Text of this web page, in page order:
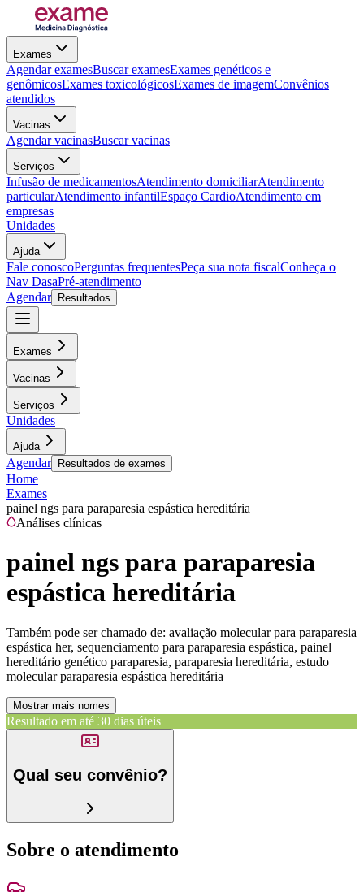
Exames
Agendar examesBuscar examesExames genéticos e
genômicosExames toxicológicosExames de imagemConvênios
atendidos
Vacinas
Agendar vacinasBuscar vacinas
Serviços
Infusão de medicamentosAtendimento domiciliarAtendimento
particularAtendimento infantilEspaço CardioAtendimento em
empresas
Unidades
Ajuda
Fale conoscoPerguntas frequentesPeça sua nota fiscalConheça o
Nav DasaPré-atendimento
Agendar
Resultados
Exames
Vacinas
Serviços
Unidades
Ajuda
Agendar Resultados de exames
Home
Exames
painel ngs para paraparesia espástica hereditária
Análises clínicas
painel ngs para paraparesia
espástica hereditária
Também pode ser chamado de: avaliação molecular para paraparesia
espástica her, sequenciamento para paraparesia espástica, painel
hereditário genético paraparesia, paraparesia hereditária, estudo
molecular paraparesia espástica hereditária
Mostrar mais nomes
Resultado em até 30 dias úteis
Qual seu convênio?
Sobre o atendimento